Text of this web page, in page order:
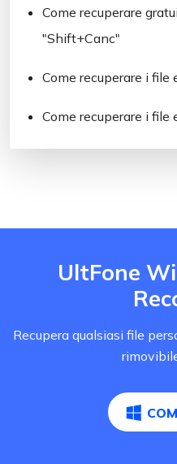
Come recuperare
"Shift+Canc"
Come recuperare i
Come recuperare i
UltFone
Recupera qualsiasi file